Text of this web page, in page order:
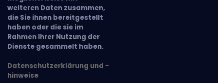
weiteren Daten zusammen,
die Sie ihnen bereitgestellt
haben oder die sie im
Rahmen Ihrer Nutzung der
Dienste gesammelt haben.
Datenschutzerklärung und -
hinweise